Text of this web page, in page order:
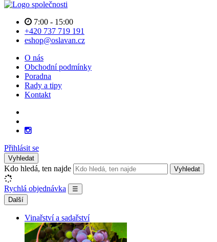
7:00 - 15:00
+420 737 719 191
eshop@oslavan.cz
O nás
Obchodní podmínky
Poradna
Rady a tipy
Kontakt
Přihlásit se
Vyhledat
Kdo hledá, ten najde Vyhledat
Rychlá objednávka
☰
Další
Vinařství a sadařství